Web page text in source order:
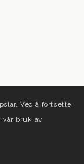
Ved å fortsette
bruk av